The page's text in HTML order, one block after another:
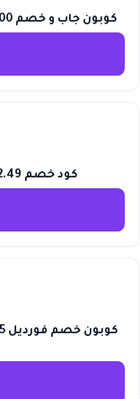
كوبون جاب و خصم 100 درهم عند التسوق بحد أدني 400 درهم GAP
كود خصم 2.49$ على جرابات آيفون 8 و 7 من كافاغو